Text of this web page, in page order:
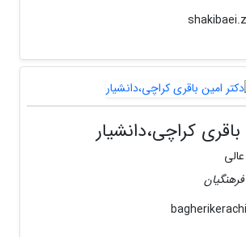
کراچی،دانشیار
فرهنگیان